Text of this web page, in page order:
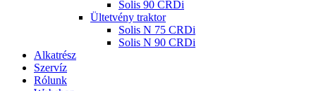
Solis 90 CRDi
Ültetvény traktor
Solis N 75 CRDi
Solis N 90 CRDi
Alkatrész
Szervíz
Rólunk